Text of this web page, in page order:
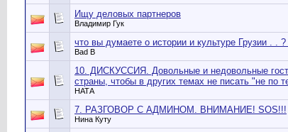
Ищу деловых партнеров
Владимир Гук
что вы думаете о истории и культуре Грузии . .
Bad B
10. ДИСКУССИЯ. Довольные и недовольные
страны, чтобы в других темах не писать "не по
НАТА
7. РАЗГОВОР С АДМИНОМ. ВНИМАНИЕ! SOS!!!
Нина Куту